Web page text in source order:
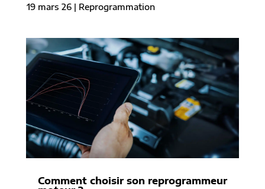
19 mars 26| Reprogrammation
Comment choisir son reprogrammeur